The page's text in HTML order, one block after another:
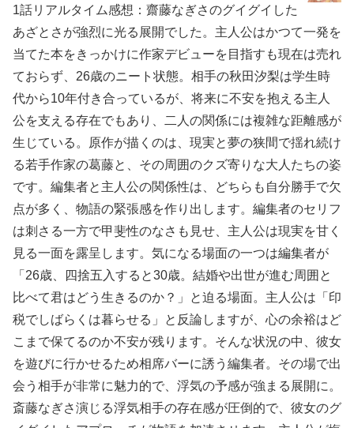
1話リアルタイム感想：齋藤なぎさのグイグイした
あざとさが強烈に光る展開でした。主人公はかつて一発を
当てた本をきっかけに作家デビューを目指すも現在は売れ
ておらず、26歳のニート状態。相手の秋田汐梨は学生時
代から10年付き合っているが、将来に不安を抱える主人
公を支える存在でもあり、二人の関係には複雑な距離感が
生じている。原作が描くのは、現実と夢の狭間で揺れ続け
る若手作家の葛藤と、その周囲のクズ寄りな大人たちの姿
です。編集者と主人公の関係性は、どちらも自分勝手で欠
点が多く、物語の緊張感を作り出します。編集者のセリフ
は刺さる一方で甲斐性のなさも見せ、主人公は現実を甘く
見る一面を露呈します。気になる場面の一つは編集者が
「26歳、四捨五入すると30歳。結婚や出世が進む周囲と
比べて君はどう生きるのか？」と迫る場面。主人公は「印
税でしばらくは暮らせる」と反論しますが、心の余裕はど
こまで保てるのか不安が残ります。そんな状況の中、彼女
を遊びに行かせるため相席バーに誘う編集者。その場で出
会う相手が非常に魅力的で、浮気の予感が強まる展開に。
斎藤なぎさ演じる浮気相手の存在感が圧倒的で、彼女のグ